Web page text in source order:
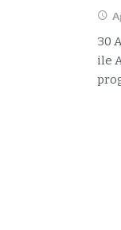
30
ile